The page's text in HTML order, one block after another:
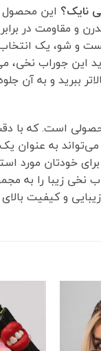
نایک؟این محصول
و مقاومت در
و شو، یک انتخاب
این جوراب نخی،
ببرید و به آن
است. که با
به عنوان یک
خودتان مورد
نخی زیبا را به
و کیفیت